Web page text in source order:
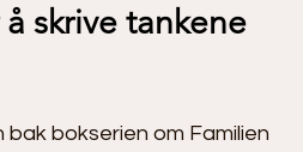
skrive tankene
bokserien om Familien